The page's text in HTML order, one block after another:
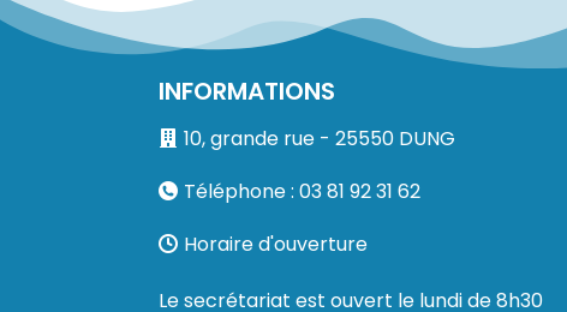
INFORMATIONS
10, grande rue - 25550 DUNG
Téléphone : 03 81 92 31 62
Horaire d'ouverture
Le secrétariat est ouvert le lundi de 8h30